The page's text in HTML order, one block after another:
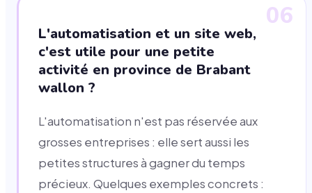
06
L'automatisation et un site web,
c'est utile pour une petite
activité en province de Brabant
wallon ?
L'automatisation n'est pas réservée aux
grosses entreprises : elle sert aussi les
petites structures à gagner du temps
précieux. Quelques exemples concrets :